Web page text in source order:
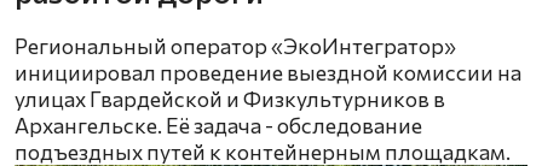
Региональный оператор «ЭкоИнтегратор»
инициировал проведение выездной комиссии на
улицах Гвардейской и Физкультурников в
Архангельске. Её задача - обследование
подъездных путей к контейнерным площадкам.